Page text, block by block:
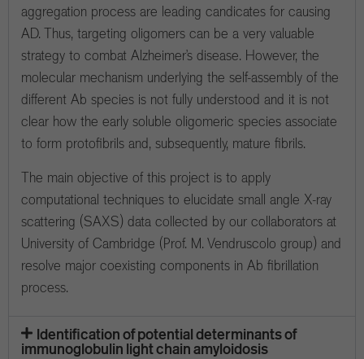
aggregation process are leading candicates for causing
AD. Thus, targeting oligomers can be a very valuable
strategy to combat Alzheimer’s disease. However, the
molecular mechanism underlying the self-assembly of the
different Ab species is not fully understood and it is not
clear how the early soluble oligomeric species associate
to form protofibrils and, subsequently, mature fibrils.
The main objective of this project is to apply
computational techniques to elucidate small angle X-ray
scattering (SAXS) data collected by our collaborators at
University of Cambridge (Prof. M. Vendruscolo group) and
resolve major coexisting components in Ab fibrillation
process.
Identification of potential determinants of
immunoglobulin light chain amyloidosis